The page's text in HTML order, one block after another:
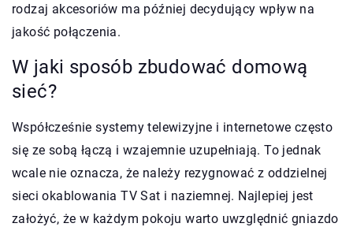
rodzaj akcesoriów ma później decydujący wpływ na
jakość połączenia.
W jaki sposób zbudować domową
sieć?
Współcześnie systemy telewizyjne i internetowe często
się ze sobą łączą i wzajemnie uzupełniają. To jednak
wcale nie oznacza, że należy rezygnować z oddzielnej
sieci okablowania TV Sat i naziemnej. Najlepiej jest
założyć, że w każdym pokoju warto uwzględnić gniazdo